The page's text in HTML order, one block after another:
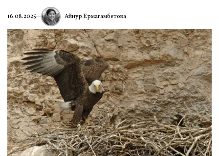
16.08.2025 Айнур Ермагамбетова